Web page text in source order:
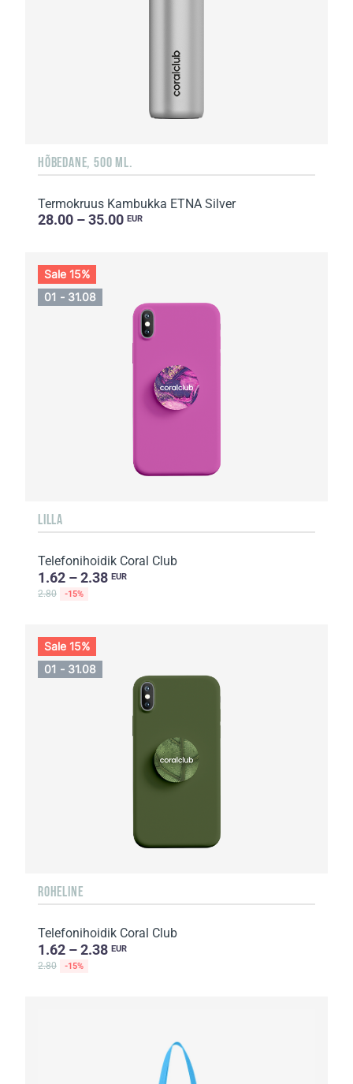
HÕBEDANE, 500 ML.
Termokruus Kambukka ETNA Silver
28.00 – 35.00 EUR
Sale 15%
01 - 31.08
LILLA
Telefonihoidik Coral Club
1.62 – 2.38 EUR
2.80 -15%
Sale 15%
01 - 31.08
ROHELINE
Telefonihoidik Coral Club
1.62 – 2.38 EUR
2.80 -15%